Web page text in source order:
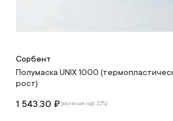
Сорбент
Полумаска UNIX 1000
рост)
1 543.30 ₽(включая ндс 22%)